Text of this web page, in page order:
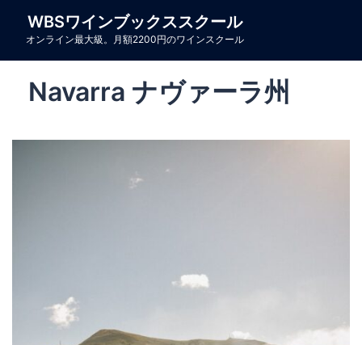
WBSワインブックススクール
オンライン最大級。月額2200円のワインスクール
Navarra ナヴァーラ州